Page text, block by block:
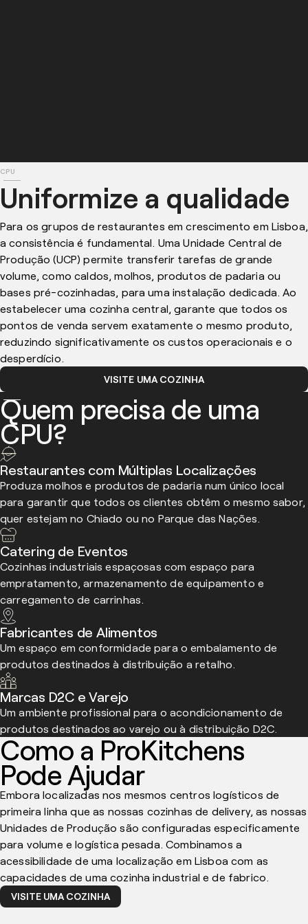
🇵🇹
🇬🇧
CPU
Uniformize a qualidade
Para os grupos de restaurantes em crescimento em Lisboa,
a consistência é fundamental. Uma Unidade Central de
Produção (UCP) permite transferir tarefas de grande
volume, como caldos, molhos, produtos de padaria ou
bases pré-cozinhadas, para uma instalação dedicada. Ao
estabelecer uma cozinha central, garante que todos os
pontos de venda servem exatamente o mesmo produto,
reduzindo significativamente os custos operacionais e o
desperdício.
VISITE UMA COZINHA
Quem precisa de uma
CPU?
Restaurantes com Múltiplas Localizações
Produza molhos e produtos de padaria num único local
para garantir que todos os clientes obtêm o mesmo sabor,
quer estejam no Chiado ou no Parque das Nações.
Catering de Eventos
Cozinhas industriais espaçosas com espaço para
empratamento, armazenamento de equipamento e
carregamento de carrinhas.
Fabricantes de Alimentos
Um espaço em conformidade para o embalamento de
produtos destinados à distribuição a retalho.
Marcas D2C e Varejo
Um ambiente profissional para o acondicionamento de
produtos destinados ao varejo ou à distribuição D2C.
Como a ProKitchens
Pode Ajudar
Embora localizadas nos mesmos centros logísticos de
primeira linha que as nossas cozinhas de delivery, as nossas
Unidades de Produção são configuradas especificamente
para volume e logística pesada. Combinamos a
acessibilidade de uma localização em Lisboa com as
capacidades de uma cozinha industrial e de fabrico.
VISITE UMA COZINHA